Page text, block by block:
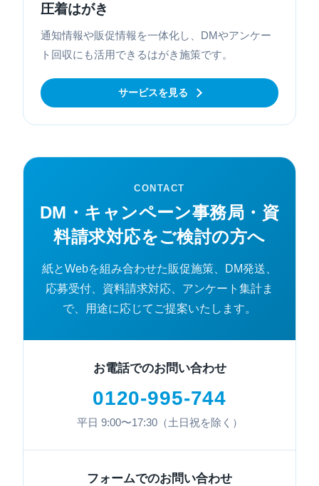
圧着はがき
通知情報や販促情報を一体化し、DMやアンケー
ト回収にも活用できるはがき施策です。
サービスを見る
CONTACT
DM・キャンペーン事務局・資
料請求対応をご検討の方へ
紙とWebを組み合わせた販促施策、DM発送、
応募受付、資料請求対応、アンケート集計ま
で、用途に応じてご提案いたします。
お電話でのお問い合わせ
0120-995-744
平日 9:00〜17:30（土日祝を除く）
フォームでのお問い合わせ